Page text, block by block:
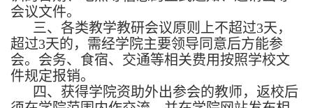
会议文件。
三、各类教学教研会议原则上不超过3天，
超过3天的，需经学院主要领导同意后方能参
会。会务、食宿、交通等相关费用按照学校文
件规定报销。
四、获得学院资助外出参会的教师，返校后